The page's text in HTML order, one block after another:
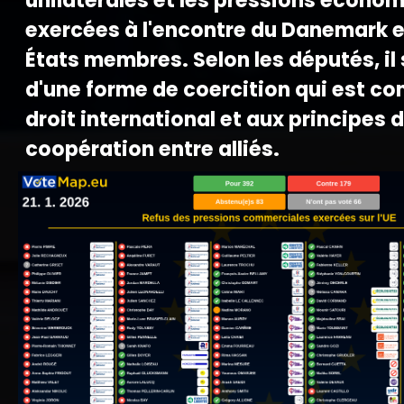
exercées à l'encontre du Danemark
États membres. Selon les députés,
d'une forme de coercition qui est
droit international et aux principes
coopération entre alliés.